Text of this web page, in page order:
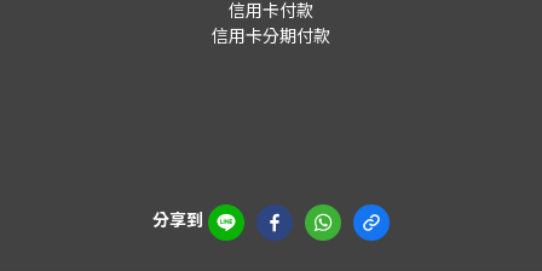
信用卡付款
信用卡分期付款
分享到